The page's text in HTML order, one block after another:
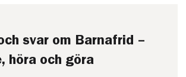
svar om Barnafrid –
höra och göra